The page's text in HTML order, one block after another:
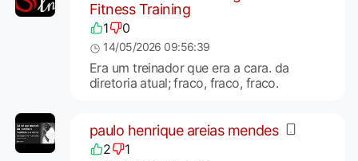
Fitness Training
1 0
14/05/2026 09:56:39
Era um treinador que era a cara. da
diretoria atual; fraco, fraco, fraco.
paulo henrique areias mendes
2 1